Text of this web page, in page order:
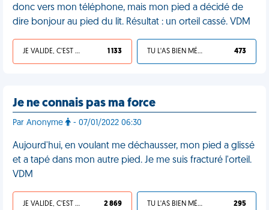
donc vers mon téléphone, mais mon pied a décidé de
dire bonjour au pied du lit. Résultat : un orteil cassé. VDM
JE VALIDE, C'EST UNE VDM 1 133 TU L'AS BIEN MÉRITÉ 473
Je ne connais pas ma force
Par Anonyme - 07/01/2022 06:30
Aujourd'hui, en voulant me déchausser, mon pied a glissé
et a tapé dans mon autre pied. Je me suis fracturé l'orteil.
VDM
JE VALIDE, C'EST UNE VDM 2 869 TU L'AS BIEN MÉRITÉ 295